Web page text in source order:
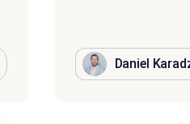
Daniel